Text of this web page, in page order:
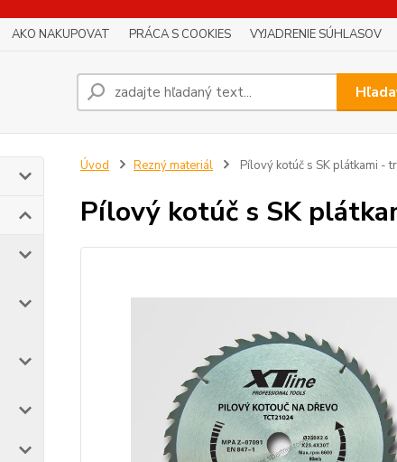
AKO NAKUPOVAT PRÁCA S COOKIES VYJADRENIE SÚHLASOV
Úvod Rezný materiál Pílový kotúč s SK plátkami -
Pílový kotúč s SK